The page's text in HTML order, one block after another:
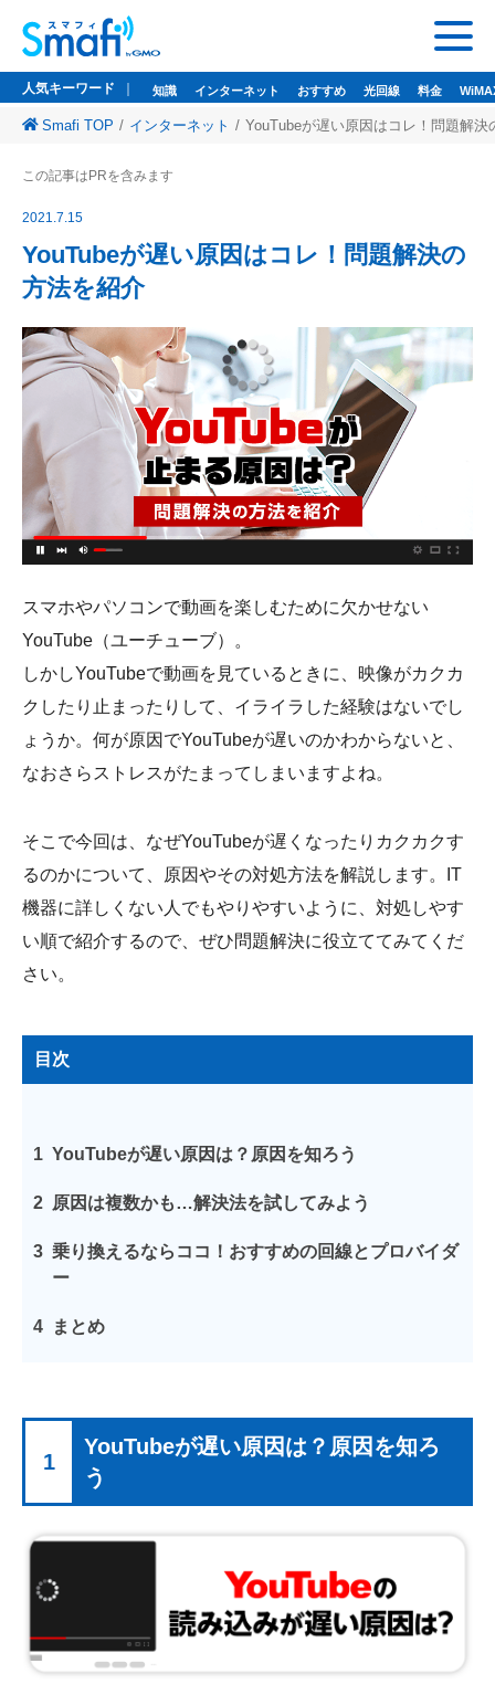
人気キーワード
監修者一覧
Smafi WiMAX
GMOとくとくBB
Wi-Fi（WiMAX）レンタル
お問い合わせ
会社概要
人気キーワード 知識 インターネット おすすめ 光回線 料金
Smafi TOP インターネット YouTubeが遅い原因はコレ！問題解決
この記事はPRを含みます
2021.7.15
YouTubeが遅い原因はコレ！問題解決の
方法を紹介
スマホやパソコンで動画を楽しむために欠かせない
YouTube（ユーチューブ）。
しかしYouTubeで動画を見ているときに、映像がカクカ
クしたり止まったりして、イライラした経験はないでし
ょうか。何が原因でYouTubeが遅いのかわからないと、
なおさらストレスがたまってしまいますよね。
そこで今回は、なぜYouTubeが遅くなったりカクカクす
るのかについて、原因やその対処方法を解説します。IT
機器に詳しくない人でもやりやすいように、対処しやす
い順で紹介するので、ぜひ問題解決に役立ててみてくだ
さい。
目次
1 YouTubeが遅い原因は？原因を知ろう
2 原因は複数かも…解決法を試してみよう
3 乗り換えるならココ！おすすめの回線とプロバイダ
ー
4 まとめ
1
YouTubeが遅い原因は？原因を知ろ
う